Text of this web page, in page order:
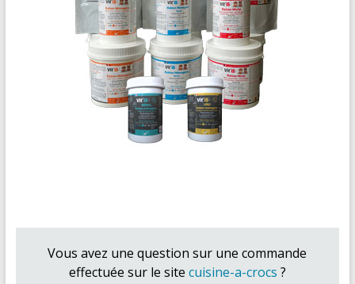
Vous avez une question sur une commande
effectuée sur le site cuisine-a-crocs ?